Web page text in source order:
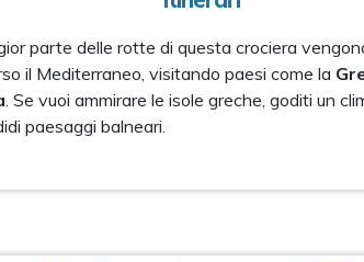
parte delle rotte di questa crociera
il Mediterraneo, visitando paesi come la
. Se vuoi ammirare le isole greche, goditi un
paesaggi balneari.